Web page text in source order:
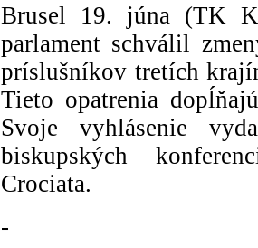
Brusel 19. júna (TK
parlament schválil
príslušníkov tretích
Tieto opatrenia
Svoje vyhlásenie
biskupských
Crociata.
-